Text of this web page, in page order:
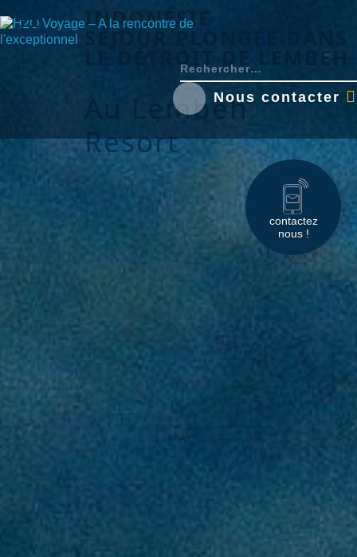
contactez
nous !
Nous contacter
INDONÉSIE
SÉJOUR PLONGÉE DANS
LE DÉTROIT DE LEMBEH
Au Lembeh
Resort